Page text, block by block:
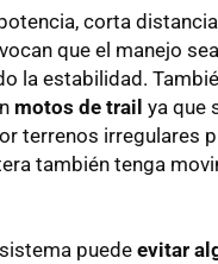
corta
que el manejo
la estabilidad.
motos de trail ya que
terrenos irregulares
también tenga
puede evitar